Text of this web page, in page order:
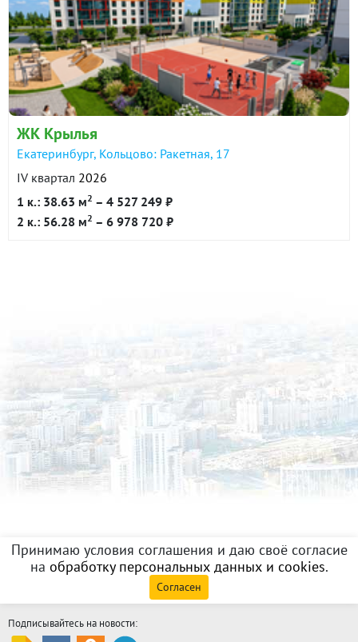
ЖК Крылья
Екатеринбург, Кольцово: Ракетная, 17
IV квартал 2026
1 к.: 38.63 м2 – 4 527 249 ₽
2 к.: 56.28 м2 – 6 978 720 ₽
Принимаю условия соглашения и даю своё согласие
на обработку персональных данных и cookies.
Согласен
Подписывайтесь на новости: